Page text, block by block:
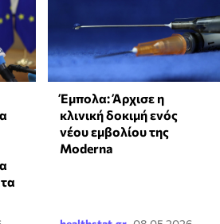
Έμπολα: Άρχισε η
κλινική δοκιμή ενός
νέου εμβολίου της
Moderna